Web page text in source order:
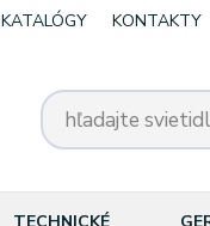
KATALÓGY KONTAKTY